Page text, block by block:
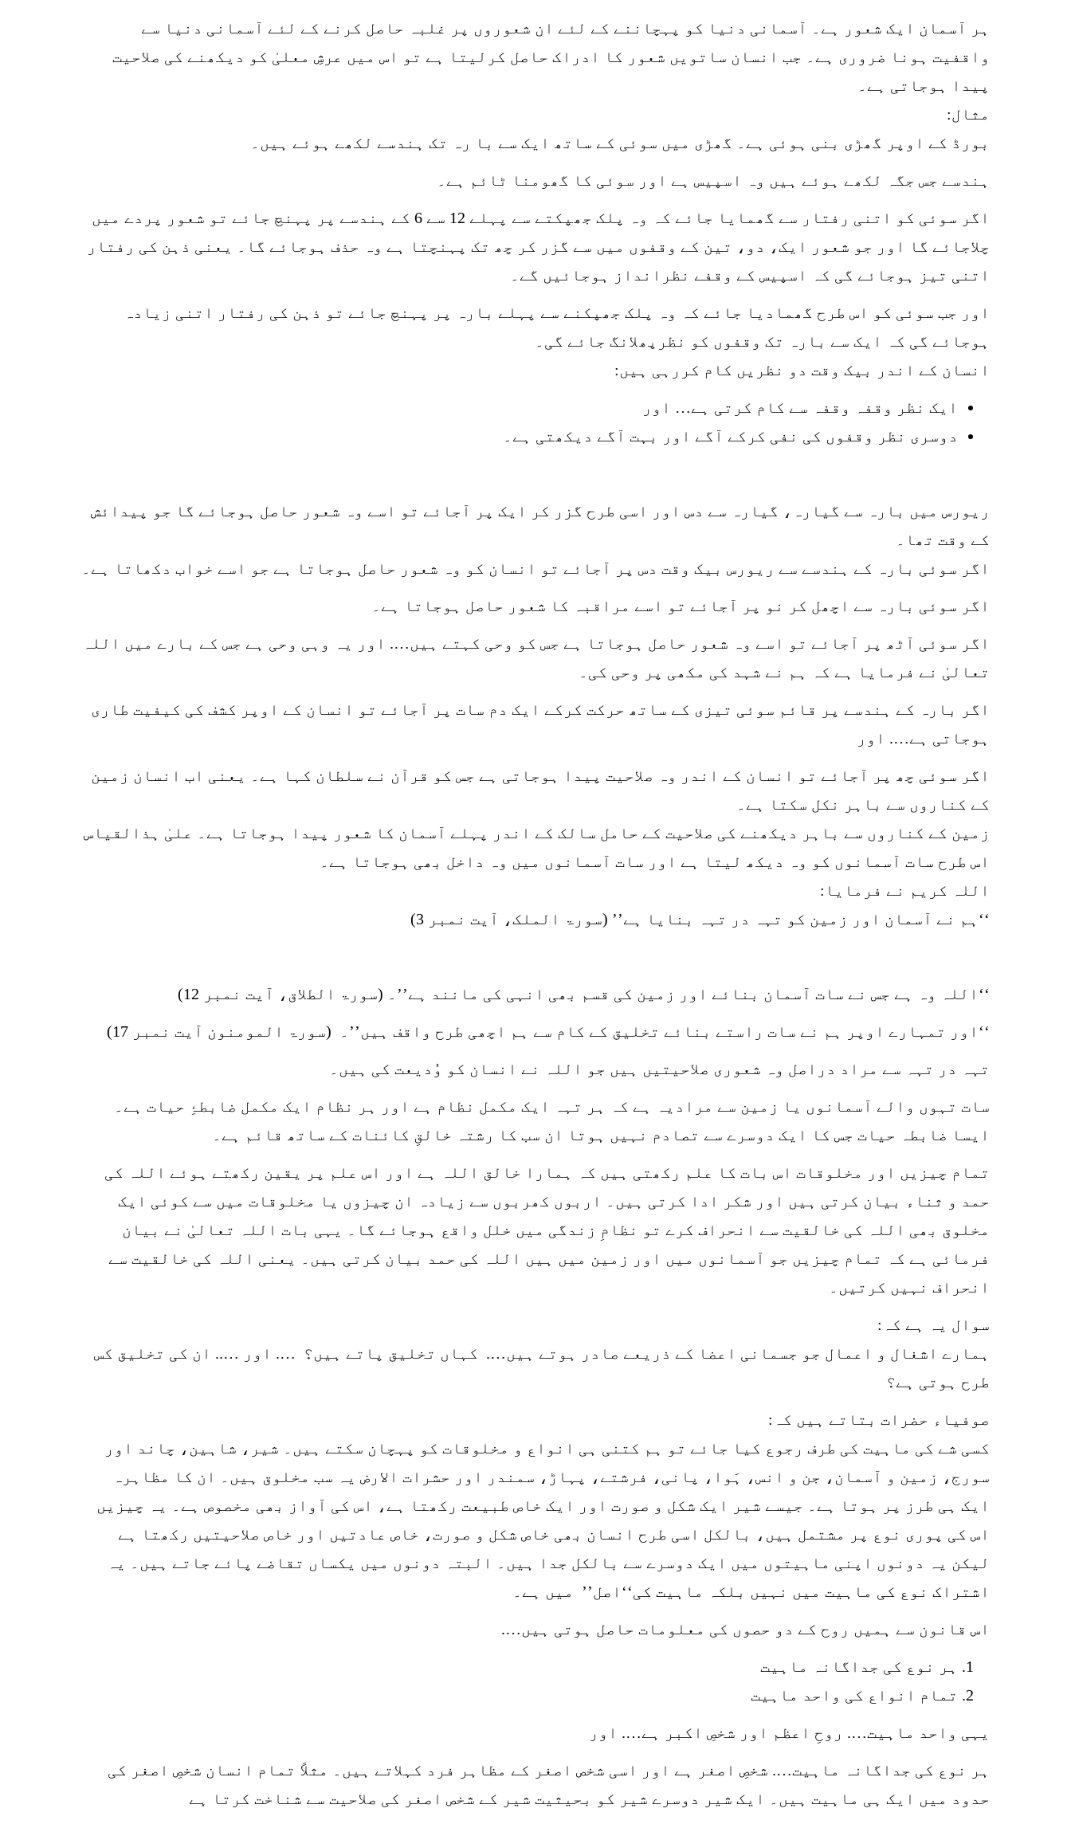
ہر آسمان ایک شعور ہے۔ آسمانی دنیا کو پہچاننے کے لئے ان شعوروں پر غلبہ حاصل کرنے کے لئے آسمانی دنیا سے
واقفیت ہونا ضروری ہے۔ جب انسان ساتویں شعور کا ادراک حاصل کرلیتا ہے تو اس میں عرشِ معلیٰ کو دیکھنے کی صلاحیت
پیدا ہوجاتی ہے۔
مثال:
بورڈ کے اوپر گھڑی بنی ہوئی ہے۔ گھڑی میں سوئی کے ساتھ ایک سے با رہ تک ہندسے لکھے ہوئے ہیں۔
ہندسے جس جگہ لکھے ہوئے ہیں وہ اسپیس ہے اور سوئی کا گھومنا ٹائم ہے۔
اگر سوئی کو اتنی رفتار سے گھمایا جائے کہ وہ پلک جھپکتے سے پہلے 12 سے 6 کے ہندسے پر پہنچ جائے تو شعور پردے میں
چلاجائے گا اور جو شعور ایک، دو، تین کے وقفوں میں سے گزر کر چھ تک پہنچتا ہے وہ حذف ہوجائے گا۔ یعنی ذہن کی رفتار
اتنی تیز ہوجائے گی کہ اسپیس کے وقفے نظرانداز ہوجائیں گے۔
اور جب سوئی کو اس طرح گھمادیا جائے کہ وہ پلک جھپکنے سے پہلے بارہ پر پہنچ جائے تو ذہن کی رفتار اتنی زیادہ
ہوجائے گی کہ ایک سے بارہ تک وقفوں کو نظرپھلانگ جائے گی۔
انسان کے اندر بیک وقت دو نظریں کام کررہی ہیں:
ایک نظر وقفہ وقفہ سے کام کرتی ہے… اور
دوسری نظر وقفوں کی نفی کرکے آگے اور بہت آگے دیکھتی ہے۔
ریورس میں بارہ سے گیارہ، گیارہ سے دس اور اسی طرح گزر کر ایک پر آجائے تو اسے وہ شعور حاصل ہوجائے گا جو پیدائش
کے وقت تھا۔
اگر سوئی بارہ کے ہندسے سے ریورس بیک وقت دس پر آجائے تو انسان کو وہ شعور حاصل ہوجاتا ہے جو اسے خواب دکھاتا ہے۔
اگر سوئی بارہ سے اچھل کر نو پر آجائے تو اسے مراقبہ کا شعور حاصل ہوجاتا ہے۔
اگر سوئی آٹھ پر آجائے تو اسے وہ شعور حاصل ہوجاتا ہے جس کو وحی کہتے ہیں…. اور یہ وہی وحی ہے جس کے بارے میں اللہ
تعالیٰ نے فرمایا ہے کہ ہم نے شہد کی مکھی پر وحی کی۔
اگر بارہ کے ہندسے پر قائم سوئی تیزی کے ساتھ حرکت کرکے ایک دم سات پر آجائے تو انسان کے اوپر کشف کی کیفیت طاری
ہوجاتی ہے…. اور
اگر سوئی چھ پر آجائے تو انسان کے اندر وہ صلاحیت پیدا ہوجاتی ہے جس کو قرآن نے سلطان کہا ہے۔ یعنی اب انسان زمین
کے کناروں سے باہر نکل سکتا ہے۔
زمین کے کناروں سے باہر دیکھنے کی صلاحیت کے حامل سالک کے اندر پہلے آسمان کا شعور پیدا ہوجاتا ہے۔ علیٰ ہذالقیاس
اس طرح سات آسمانوں کو وہ دیکھ لیتا ہے اور سات آسمانوں میں وہ داخل بھی ہوجاتا ہے۔
اللہ کریم نے فرمایا:
‘‘ہم نے آسمان اور زمین کو تہہ در تہہ بنایا ہے’’ (سورۃ الملک، آیت نمبر 3)
‘‘اللہ وہ ہے جس نے سات آسمان بنائے اور زمین کی قسم بھی انہی کی مانند ہے’’۔ (سورۃ الطلاق، آیت نمبر 12)
‘‘اور تمہارے اوپر ہم نے سات راستے بنائے تخلیق کے کام سے ہم اچھی طرح واقف ہیں’’۔ (سورۃ المومنون آیت نمبر 17)
تہہ در تہہ سے مراد دراصل وہ شعوری صلاحیتیں ہیں جو اللہ نے انسان کو وُدیعت کی ہیں۔
سات تہوں والے آسمانوں یا زمین سے مرادیہ ہے کہ ہر تہہ ایک مکمل نظام ہے اور ہر نظام ایک مکمل ضابطۂِ حیات ہے۔
ایسا ضابطہ حیات جس کا ایک دوسرے سے تصادم نہیں ہوتا ان سب کا رشتہ خالقِ کائنات کے ساتھ قائم ہے۔
تمام چیزیں اور مخلوقات اس بات کا علم رکھتی ہیں کہ ہمارا خالق اللہ ہے اور اس علم پر یقین رکھتے ہوئے اللہ کی
حمد و ثناء بیان کرتی ہیں اور شکر ادا کرتی ہیں۔ اربوں کھربوں سے زیادہ ان چیزوں یا مخلوقات میں سے کوئی ایک
مخلوق بھی اللہ کی خالقیت سے انحراف کرے تو نظامِ زندگی میں خلل واقع ہوجائے گا۔ یہی بات اللہ تعالیٰ نے بیان
فرمائی ہے کہ تمام چیزیں جو آسمانوں میں اور زمین میں ہیں اللہ کی حمد بیان کرتی ہیں۔ یعنی اللہ کی خالقیت سے
انحراف نہیں کرتیں۔
سوال یہ ہے کہ:
ہمارے اشغال و اعمال جو جسمانی اعضا کے ذریعے صادر ہوتے ہیں…. کہاں تخلیق پاتے ہیں؟ …. اور ….. ان کی تخلیق کس
طرح ہوتی ہے؟
صوفیاء حضرات بتاتے ہیں کہ:
کسی شے کی ماہیت کی طرف رجوع کیا جائے تو ہم کتنی ہی انواع و مخلوقات کو پہچان سکتے ہیں۔ شیر، شاہین، چاند اور
سورج، زمین و آسمان، جن و انس، ہَوا، پانی، فرشتے، پہاڑ، سمندر اور حشرات الارض یہ سب مخلوق ہیں۔ ان کا مظاہرہ
ایک ہی طرز پر ہوتا ہے۔ جیسے شیر ایک شکل و صورت اور ایک خاص طبیعت رکھتا ہے، اس کی آواز بھی مخصوص ہے۔ یہ چیزیں
اس کی پوری نوع پر مشتمل ہیں، بالکل اسی طرح انسان بھی خاص شکل و صورت، خاص عادتیں اور خاص صلاحیتیں رکھتا ہے
لیکن یہ دونوں اپنی ماہیتوں میں ایک دوسرے سے بالکل جدا ہیں۔ البتہ دونوں میں یکساں تقاضے پائے جاتے ہیں۔ یہ
اشتراک نوع کی ماہیت میں نہیں بلکہ ماہیت کی‘‘اصل’’ میں ہے۔
اس قانون سے ہمیں روح کے دو حصوں کی معلومات حاصل ہوتی ہیں….
ہر نوع کی جداگانہ ماہیت
تمام انواع کی واحد ماہیت
یہی واحد ماہیت…. روحِ اعظم اور شخصِ اکبر ہے…. اور
ہر نوع کی جداگانہ ماہیت…. شخصِ اصغر ہے اور اسی شخص اصغر کے مظاہر فرد کہلاتے ہیں۔ مثلاً تمام انسان شخصِ اصغر کی
حدود میں ایک ہی ماہیت ہیں۔ ایک شیر دوسرے شیر کو بحیثیت شیر کے شخص اصغر کی صلاحیت سے شناخت کرتا ہے